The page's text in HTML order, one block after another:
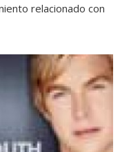
relacionado con